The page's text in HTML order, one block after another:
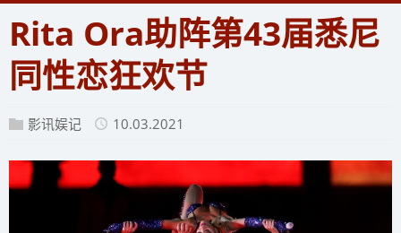
Rita Ora助阵第43届悉尼
同性恋狂欢节
影讯娱记 10.03.2021